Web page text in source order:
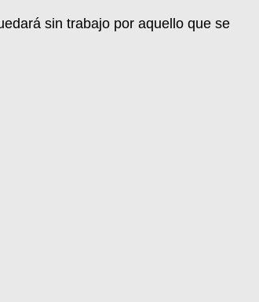
sin trabajo por aquello que se